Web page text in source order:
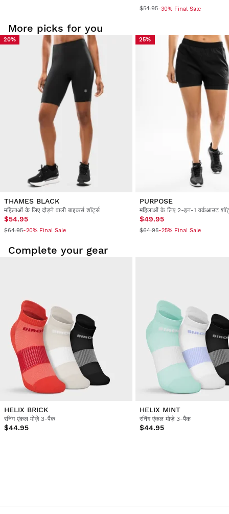
$54.95-30% Final Sale
More picks for you
20%
THAMES BLACK
महिलाओं के लिए दौड़ने वाली बाइकर्स शॉर्ट्स
$54.95
$64.95-20% Final Sale
25%
PURPOSE
महिलाओं के लिए 2-इन-1 वर्कआउट
$49.95
$64.95-25% Final Sale
Complete your gear
HELIX BRICK
रनिंग एंकल मोज़े 3-पैक
$44.95
HELIX MINT
रनिंग एंकल मोज़े 3-पैक
$44.95